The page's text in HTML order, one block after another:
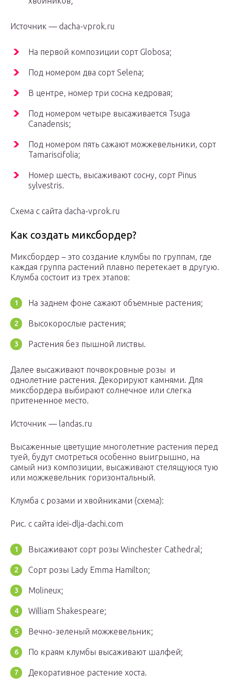
Источник — dacha-vprok.ru
На первой композиции сорт Globosa;
Под номером два сорт Selena;
В центре, номер три сосна кедровая;
Под номером четыре высаживается Tsuga
Canadensis;
Под номером пять сажают можжевельники, сорт
Tamariscifolia;
Номер шесть, высаживают сосну, сорт Pinus
sylvestris.
Схема с сайта dacha-vprok.ru
Как создать миксбордер?
Миксбордер – это создание клумбы по группам, где
каждая группа растений плавно перетекает в другую.
Клумба состоит из трех этапов:
На заднем фоне сажают объемные растения;
Высокорослые растения;
Растения без пышной листвы.
Далее высаживают почвокровные розы и
однолетние растения. Декорируют камнями. Для
миксбордера выбирают солнечное или слегка
притененное место.
Источник — landas.ru
Высаженные цветущие многолетние растения перед
туей, будут смотреться особенно выигрышно, на
самый низ композиции, высаживают стелящуюся тую
или можжевельник горизонтальный.
Клумба с розами и хвойниками (схема):
Рис. с сайта idei-dlja-dachi.com
Высаживают сорт розы Winchester Cathedral;
Сорт розы Lady Emma Hamilton;
Molineux;
William Shakespeare;
Вечно-зеленый можжевельник;
По краям клумбы высаживают шалфей;
Декоративное растение хоста.